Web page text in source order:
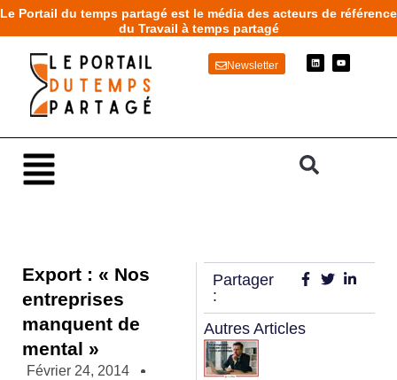
Aller
Le Portail du temps partagé est le média des acteurs de référence
du Travail à temps partagé
Newsletter
L
i
n
Y
o
u
Main
Menu
Export : « Nos
entreprises
manquent de
mental »
Février 24, 2014
Partager
:
Autres Articles